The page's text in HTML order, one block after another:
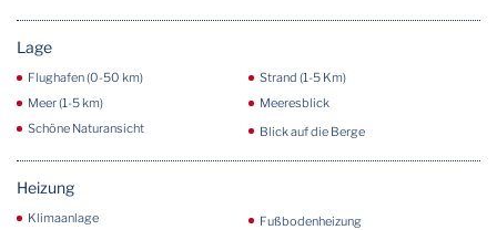
Lage
Flughafen (0-50 km)
Strand (1-5 Km)
Meer (1-5 km)
Meeresblick
Schöne Naturansicht
Blick auf die Berge
Heizung
Klimaanlage Fußbodenheizung